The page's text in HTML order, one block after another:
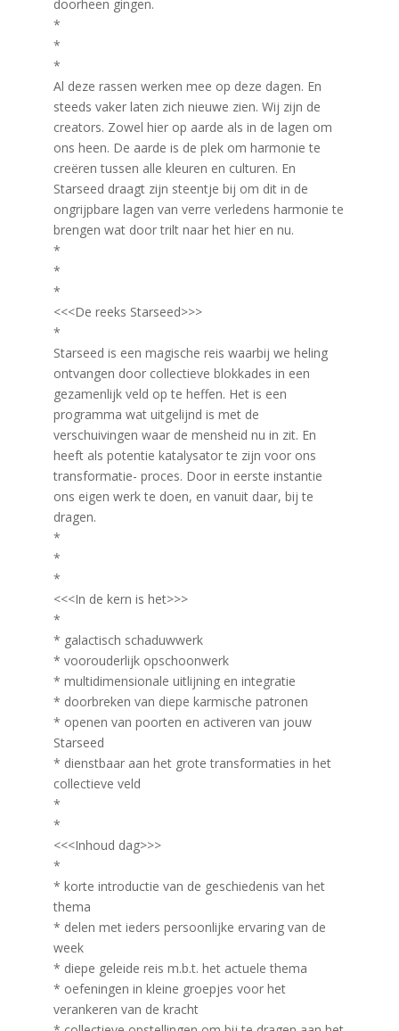
doorheen gingen.
*
*
*
Al deze rassen werken mee op deze dagen. En
steeds vaker laten zich nieuwe zien. Wij zijn de
creators. Zowel hier op aarde als in de lagen om
ons heen. De aarde is de plek om harmonie te
creëren tussen alle kleuren en culturen. En
Starseed draagt zijn steentje bij om dit in de
ongrijpbare lagen van verre verledens harmonie te
brengen wat door trilt naar het hier en nu.
*
*
*
<<<De reeks Starseed>>>
*
Starseed is een magische reis waarbij we heling
ontvangen door collectieve blokkades in een
gezamenlijk veld op te heffen. Het is een
programma wat uitgelijnd is met de
verschuivingen waar de mensheid nu in zit. En
heeft als potentie katalysator te zijn voor ons
transformatie- proces. Door in eerste instantie
ons eigen werk te doen, en vanuit daar, bij te
dragen.
*
*
*
<<<In de kern is het>>>
*
* galactisch schaduwwerk
* voorouderlijk opschoonwerk
* multidimensionale uitlijning en integratie
* doorbreken van diepe karmische patronen
* openen van poorten en activeren van jouw
Starseed
* dienstbaar aan het grote transformaties in het
collectieve veld
*
*
<<<Inhoud dag>>>
*
* korte introductie van de geschiedenis van het
thema
* delen met ieders persoonlijke ervaring van de
week
* diepe geleide reis m.b.t. het actuele thema
* oefeningen in kleine groepjes voor het
verankeren van de kracht